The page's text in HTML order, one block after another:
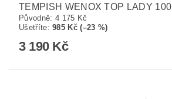
TEMPISH WENOX TOP LADY 100
Původně: 4 175 Kč
Ušetříte:985 Kč (–23 %)
3 190 Kč